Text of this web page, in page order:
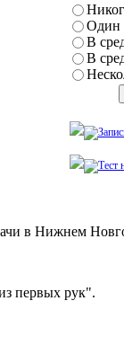
Один
В
В
в Нижнем
первых рук".